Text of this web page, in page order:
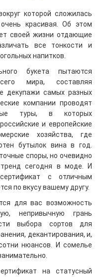
которой сложилась
красивая. Об этом
своей жизни отдающие
все тонкости и
напитков.
букета пытаются
мира, составляя
декупажи самых разных
компании проводят
туры, в которых
и европейские
хозяйства, где
бутылок вина в год.
споры, но очевидно
сегодня в моде. И
с отличным
по вкусу вашему другу.
для вас возможность
непривычную грань
выбора сортов для
декантирования, и,
нюансов. И сомелье
на статусный